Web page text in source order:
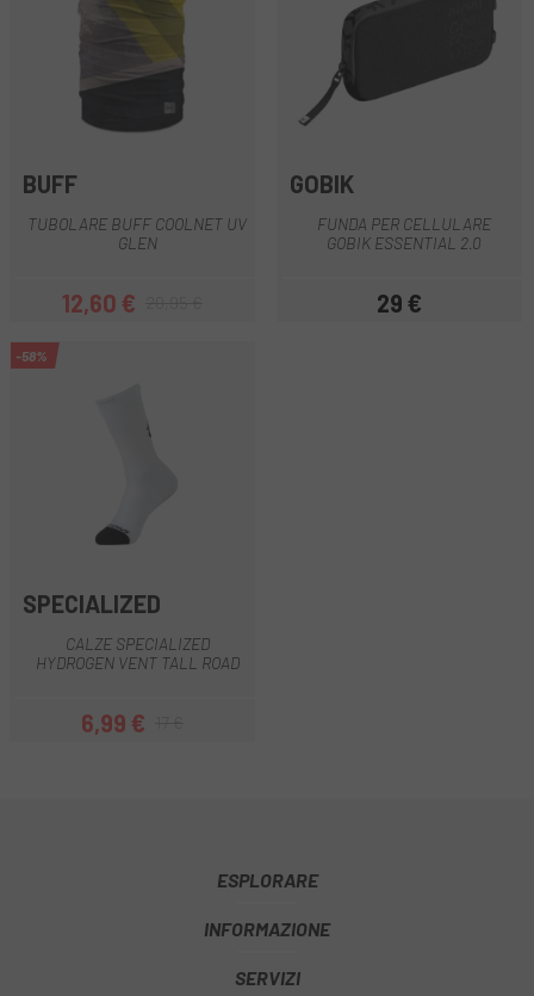
BUFF
TUBOLARE BUFF COOLNET UV
GLEN
Prezzo
12,60 €Prezzo base
GOBIK
FUNDA PER CELLULARE
GOBIK ESSENTIAL 2.0
Prezzo
29 €
-58%
SPECIALIZED
CALZE SPECIALIZED
HYDROGEN VENT TALL ROAD
Prezzo
6,99 €Prezzo base
ESPLORARE
INFORMAZIONE
SERVIZI